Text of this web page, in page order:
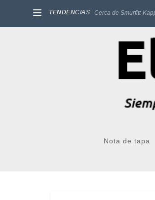
TENDENCIAS: Cerca de Smurfitt-
Nota de tapa